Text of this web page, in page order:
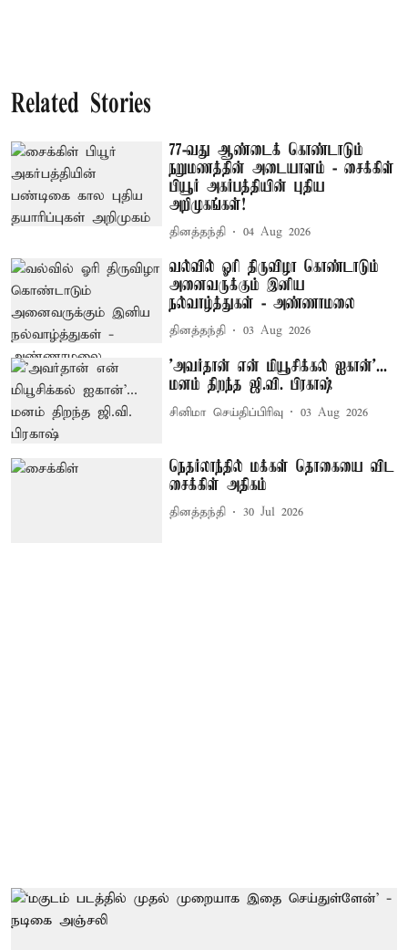
Related Stories
77-வது ஆண்டைக் கொண்டாடும்
நறுமணத்தின் அடையாளம் - சைக்கிள்
பியூர் அகர்பத்தியின் புதிய
அறிமுகங்கள்!
தினத்தந்தி 04 Aug 2026
வல்வில் ஓரி திருவிழா கொண்டாடும்
அனைவருக்கும் இனிய
நல்வாழ்த்துகள் - அண்ணாமலை
தினத்தந்தி 03 Aug 2026
'அவர்தான் என் மியூசிக்கல் ஐகான்'...
மனம் திறந்த ஜி.வி. பிரகாஷ்
சினிமா செய்திப்பிரிவு 03 Aug 2026
நெதர்லாந்தில் மக்கள் தொகையை விட
சைக்கிள் அதிகம்
தினத்தந்தி 30 Jul 2026